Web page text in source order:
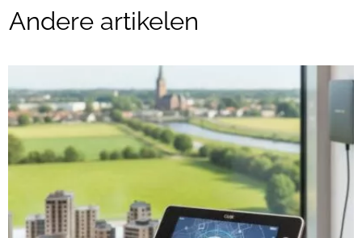
Andere artikelen